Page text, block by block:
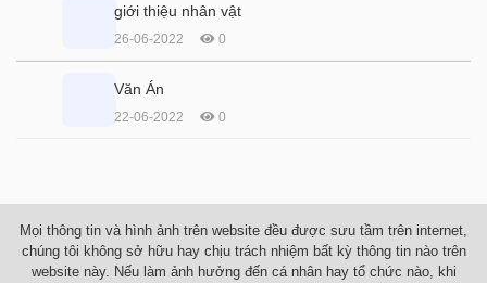
giới thiệu nhân vật
26-06-2022 0
Văn Án
22-06-2022 0
Mọi thông tin và hình ảnh trên website đều được sưu tầm trên internet,
chúng tôi không sở hữu hay chịu trách nhiệm bất kỳ thông tin nào trên
website này. Nếu làm ảnh hưởng đến cá nhân hay tổ chức nào, khi